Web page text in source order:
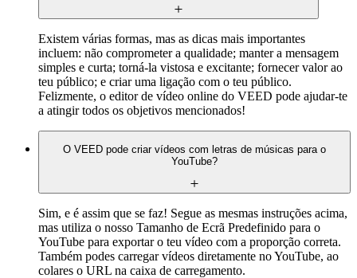
Existem várias formas, mas as dicas mais importantes
incluem: não comprometer a qualidade; manter a mensagem
simples e curta; torná-la vistosa e excitante; fornecer valor ao
teu público; e criar uma ligação com o teu público.
Felizmente, o editor de vídeo online do VEED pode ajudar-te
a atingir todos os objetivos mencionados!
O VEED pode criar vídeos com letras de músicas para o
YouTube?
Sim, e é assim que se faz! Segue as mesmas instruções acima,
mas utiliza o nosso Tamanho de Ecrã Predefinido para o
YouTube para exportar o teu vídeo com a proporção correta.
Também podes carregar vídeos diretamente no YouTube, ao
colares o URL na caixa de carregamento.